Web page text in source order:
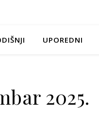
UPOREDNI
2025.